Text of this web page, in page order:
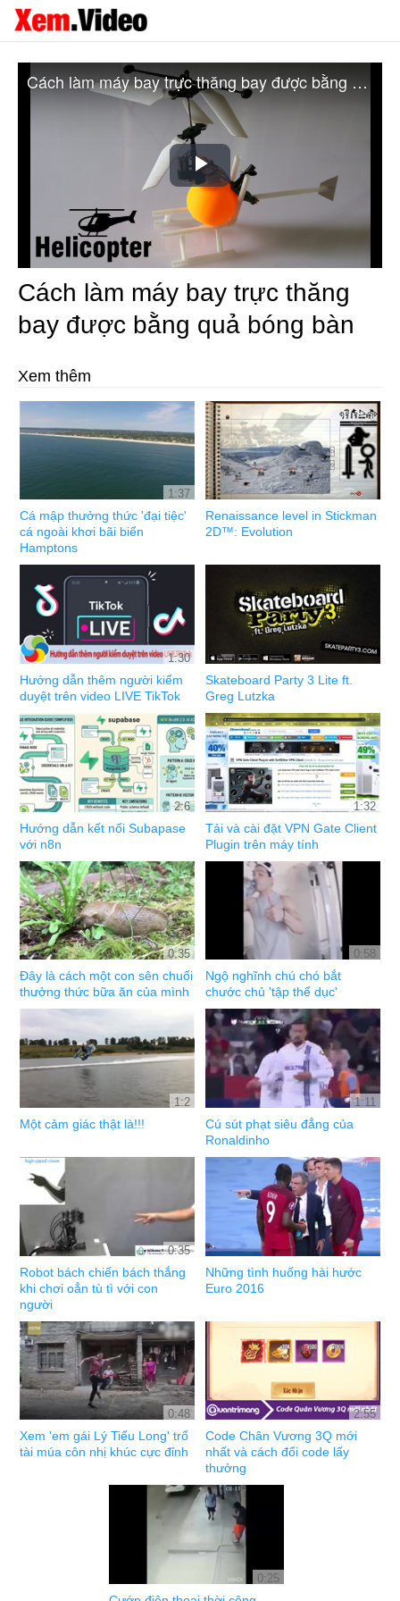
Play
Video
Cách làm máy bay trực thăng bay được bằng quả bóng bàn
Cách làm máy bay trực thăng
bay được bằng quả bóng bàn
Xem thêm
1:37
Cá mập thưởng thức 'đại tiệc'
cá ngoài khơi bãi biển
Hamptons
Renaissance level in Stickman
2D™: Evolution
1:30
Hướng dẫn thêm người kiểm
duyệt trên video LIVE TikTok
Skateboard Party 3 Lite ft.
Greg Lutzka
2:6
Hướng dẫn kết nối Subapase
với n8n
1:32
Tải và cài đặt VPN Gate Client
Plugin trên máy tính
0:35
Đây là cách một con sên chuối
thưởng thức bữa ăn của mình
0:58
Ngộ nghĩnh chú chó bắt
chước chủ 'tập thể dục'
1:2
Một cảm giác thật là!!!
1:11
Cú sút phạt siêu đẳng của
Ronaldinho
0:35
Robot bách chiến bách thắng
khi chơi oẳn tù tì với con
người
Những tình huống hài hước
Euro 2016
0:48
Xem 'em gái Lý Tiểu Long' trổ
tài múa côn nhị khúc cực đỉnh
2:55
Code Chân Vương 3Q mới
nhất và cách đổi code lấy
thưởng
0:25